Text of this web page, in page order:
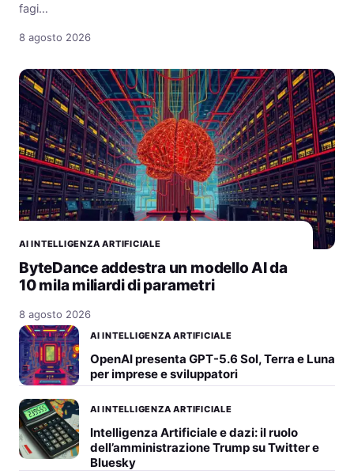
fagi…
8 agosto 2026
AI INTELLIGENZA ARTIFICIALE
ByteDance addestra un modello AI da
10 mila miliardi di parametri
8 agosto 2026
AI INTELLIGENZA ARTIFICIALE
OpenAI presenta GPT-5.6 Sol, Terra e Luna
per imprese e sviluppatori
AI INTELLIGENZA ARTIFICIALE
Intelligenza Artificiale e dazi: il ruolo
dell’amministrazione Trump su Twitter e
Bluesky